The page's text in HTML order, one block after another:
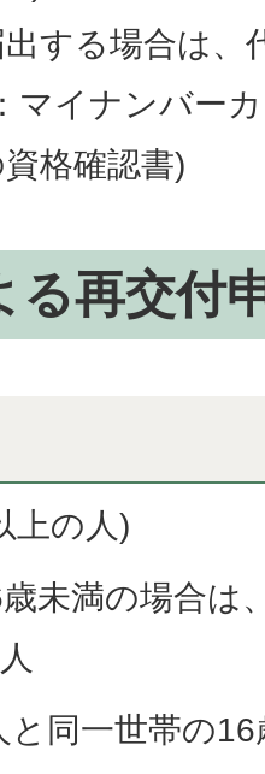
する場合は、
マイナンバー
格確認書)
る再交付
上の人)
未満の場合は
と同一世帯の